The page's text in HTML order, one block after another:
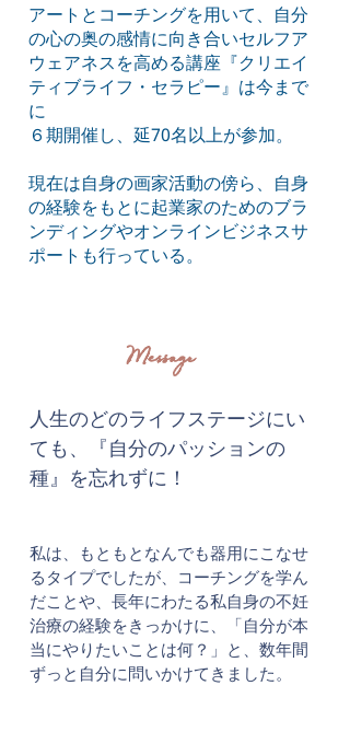
Message
人生のどのライフステージにい
ても、『自分のパッションの
種』を忘れずに！
私は、もともとなんでも器用にこなせ
るタイプでしたが、コーチングを学ん
だことや、長年にわたる私自身の不妊
治療の経験をきっかけに、「自分が本
当にやりたいことは何？」と、数年間
ずっと自分に問いかけてきました。
アートとコーチングを用いて、自分
の心の奥の感情に向き合いセルフア
ウェアネスを高める講座『クリエイ
ティブライフ・セラピー』は今まで
に
６期開催し、延70名以上が参加。
現在は自身の画家活動の傍ら、自身
の経験をもとに起業家のためのブラ
ンディングやオンラインビジネスサ
ポートも行っている。